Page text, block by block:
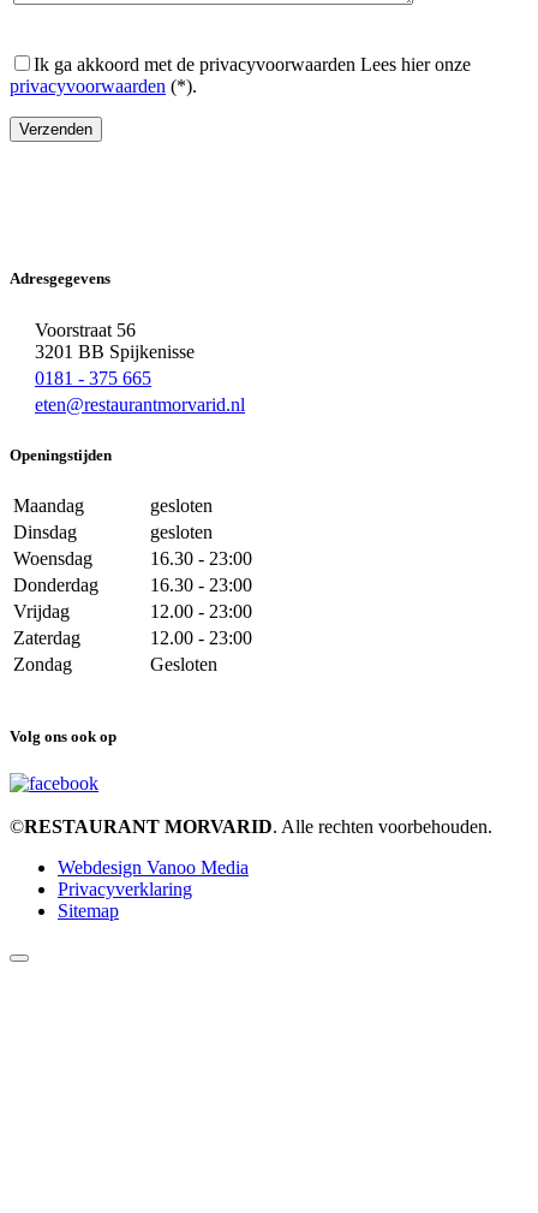
Ik ga akkoord met de privacyvoorwaarden Lees hier onze
privacyvoorwaarden (*).
Adresgegevens
Voorstraat 56
3201 BB Spijkenisse
0181 - 375 665
eten@restaurantmorvarid.nl
Openingstijden
Maandag
gesloten
Dinsdag
gesloten
Woensdag
16.30 - 23:00
Donderdag
16.30 - 23:00
Vrijdag
12.00 - 23:00
Zaterdag
12.00 - 23:00
Zondag
Gesloten
Volg ons ook op
©RESTAURANT MORVARID. Alle rechten voorbehouden.
Webdesign Vanoo Media
Privacyverklaring
Sitemap